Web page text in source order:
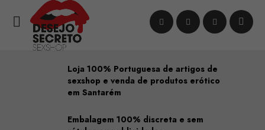

Loja 100% Portuguesa de artigos de
sexshop e venda de produtos erótico
em Santarém
Embalagem 100% discreta e sem